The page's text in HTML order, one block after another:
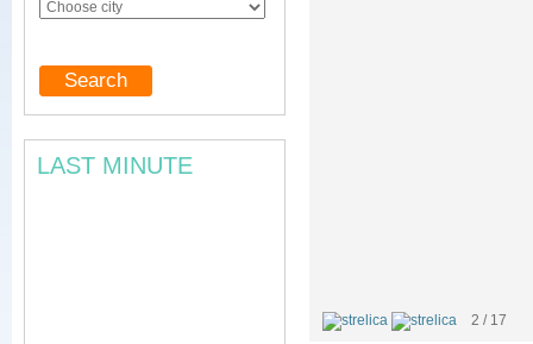
LAST MINUTE
2 / 17